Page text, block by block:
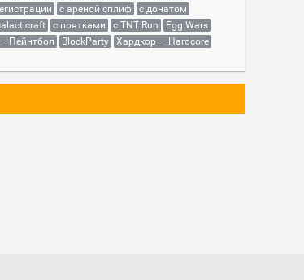
с ареной сплиф
с донатом
с прятками с TNT Run
Egg Wars
Пейнтбол BlockParty
Хардкор — Hardcore